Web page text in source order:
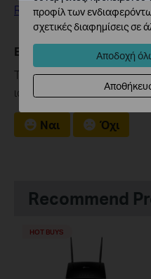
Remote Management
Είναι χρήσιμο αυτό το
Τα σχόλιά σας
ιστότοπου.
Ναι Όχι
Recommend
HOT BUYS
προφίλ των
σχετικές διαφημίσεις σε
Αποδοχή